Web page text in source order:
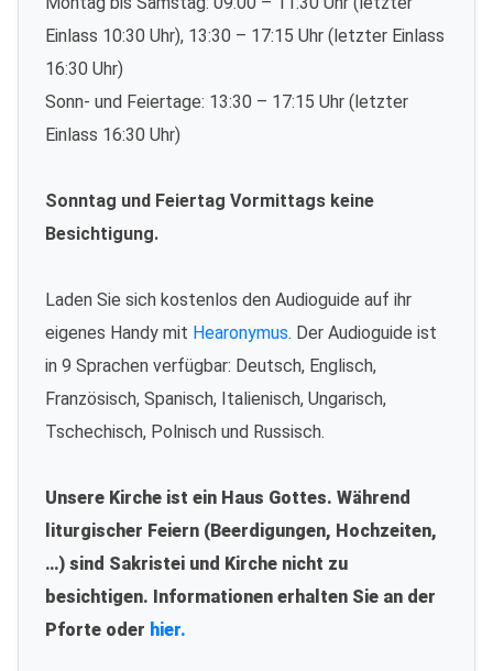
Einlass 10:30 Uhr), 13:30 – 17:15 Uhr (letzter Einlass
16:30 Uhr)
Sonn- und Feiertage: 13:30 – 17:15 Uhr (letzter
Einlass 16:30 Uhr)
Sonntag und Feiertag Vormittags keine
Besichtigung.
Laden Sie sich kostenlos den Audioguide auf ihr
eigenes Handy mit Hearonymus. Der Audioguide ist
in 9 Sprachen verfügbar: Deutsch, Englisch,
Französisch, Spanisch, Italienisch, Ungarisch,
Tschechisch, Polnisch und Russisch.
Unsere Kirche ist ein Haus Gottes. Während
liturgischer Feiern (Beerdigungen, Hochzeiten,
…) sind Sakristei und Kirche nicht zu
besichtigen. Informationen erhalten Sie an der
Pforte oder hier.